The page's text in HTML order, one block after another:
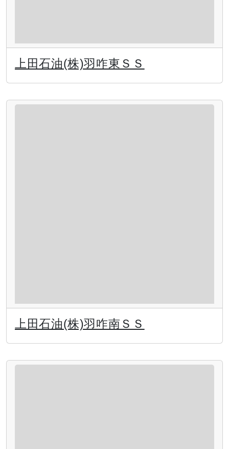
上田石油(株)羽咋東ＳＳ
上田石油(株)羽咋南ＳＳ